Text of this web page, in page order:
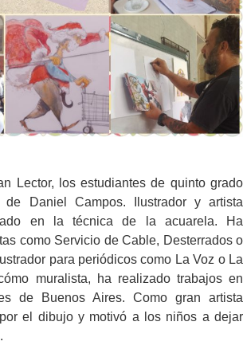
Lector, los estudiantes de quinto grado
Daniel Campos. Ilustrador y artista
en la técnica de la acuarela. Ha
como Servicio de Cable, Desterrados o
para periódicos como La Voz o La
muralista, ha realizado trabajos en
de Buenos Aires. Como gran artista
el dibujo y motivó a los niños a dejar